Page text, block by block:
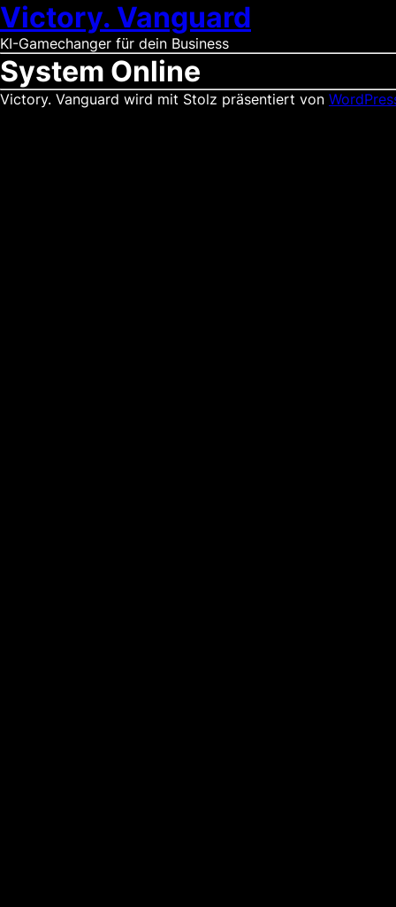
Victory. Vanguard
KI-Gamechanger für dein Business
System Online
Victory. Vanguard wird mit Stolz präsentiert von